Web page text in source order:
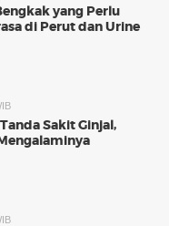
yang Perlu
di Perut dan Urine
Sakit Ginjal,